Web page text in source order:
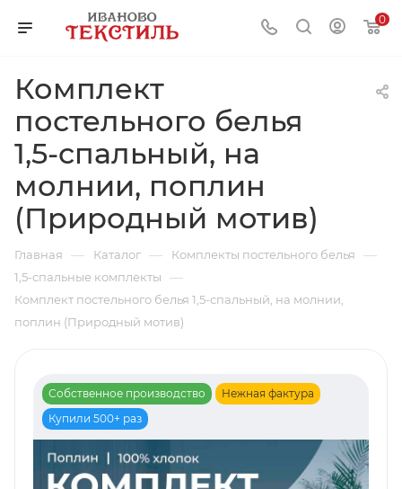
0
Комплект
постельного белья
1,5-спальный, на
молнии, поплин
(Природный мотив)
Главная — Каталог — Комплекты постельного белья —
1,5-спальные комплекты —
Комплект постельного белья 1,5-спальный, на молнии,
поплин (Природный мотив)
Собственное производство
Нежная фактура
Купили 500+ раз